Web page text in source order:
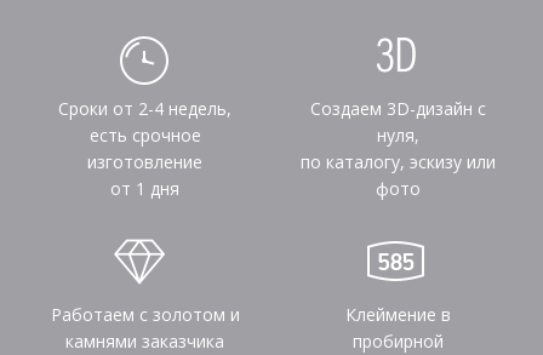
Сроки от 2-4 недель,
есть срочное
изготовление
от 1 дня
Создаем 3D-дизайн с
нуля,
по каталогу, эскизу или
фото
Работаем с золотом и
камнями заказчика
Клеймение в
пробирной